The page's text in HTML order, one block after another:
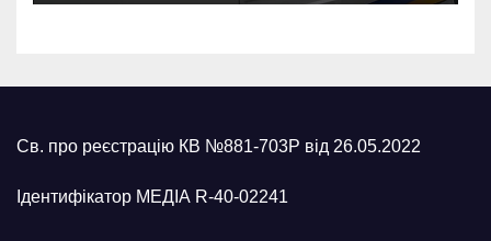
Св. про реєстрацію КВ №881-703Р від 26.05.2022
Ідентифікатор МЕДІА R-40-02241